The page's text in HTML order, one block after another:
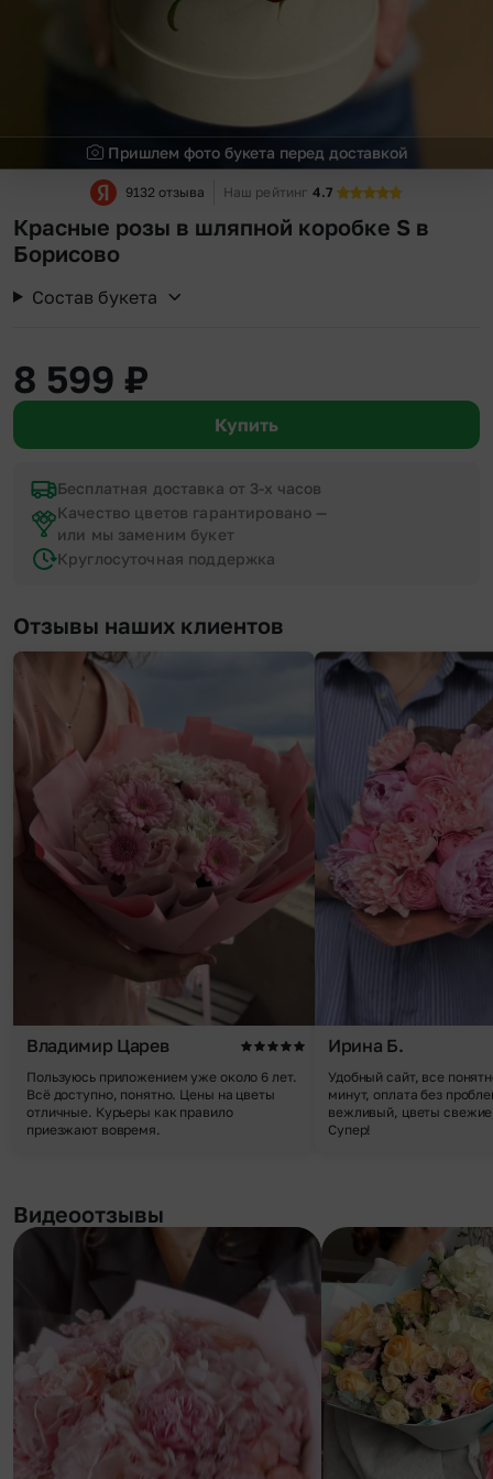
Пришлем фото букета перед доставкой
9132 отзыва Наш рейтинг 4.7
Красные розы в шляпной коробке S в
Борисово
Состав букета
8 599 ₽
Купить
Бесплатная доставка от 3-х часов
Качество цветов гарантировано —
или мы заменим букет
Круглосуточная поддержка
Отзывы наших клиентов
Владимир Царев
Пользуюсь приложением уже около 6 лет.
Всё доступно, понятно. Цены на цветы
отличные. Курьеры как правило
приезжают вовремя.
Ирина Б.
Удобный сайт, все
минут, оплата без
вежливый, цветы
Супер!
Видеоотзывы